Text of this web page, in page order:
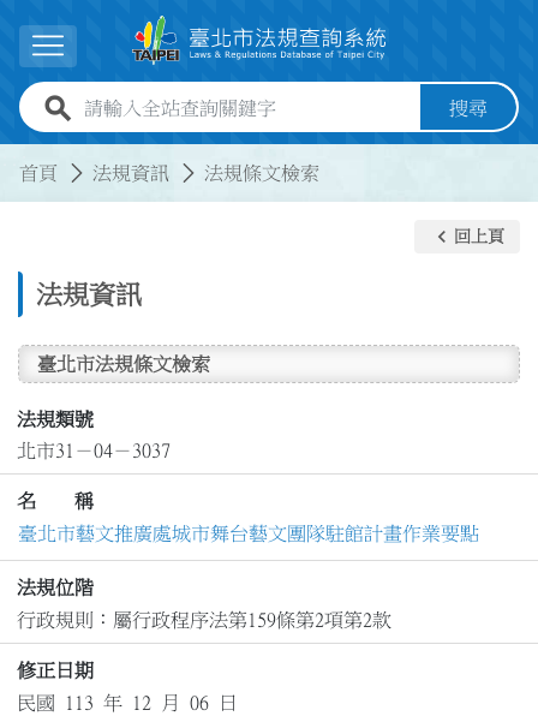
展開選單
全站查詢關鍵字欄位 搜尋
首頁 法規資訊 法規條文檢索
法規資訊
keyboard_arrow_left 回上頁
臺北市法規條文檢索
法規類號
北市31－04－3037
名 稱
臺北市藝文推廣處城市舞台藝文團隊駐館計畫作業要點
法規位階
行政規則：屬行政程序法第159條第2項第2款
修正日期
民國 113 年 12 月 06 日